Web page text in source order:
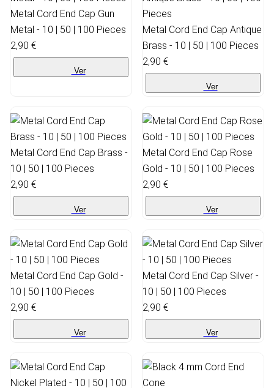
Metal Cord End Cap Gun
Metal - 10 | 50 | 100 Pieces
2,90 €
Ver
Metal Cord End Cap Antique
Brass - 10 | 50 | 100 Pieces
2,90 €
Ver
Metal Cord End Cap Brass -
10 | 50 | 100 Pieces
2,90 €
Ver
Metal Cord End Cap Rose
Gold - 10 | 50 | 100 Pieces
2,90 €
Ver
Metal Cord End Cap Gold -
10 | 50 | 100 Pieces
2,90 €
Ver
Metal Cord End Cap Silver -
10 | 50 | 100 Pieces
2,90 €
Ver